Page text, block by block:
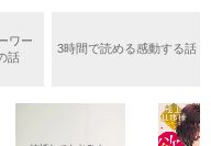
＊
され、一人こっそり泣い
ワー
話
3時間で読める感動する話